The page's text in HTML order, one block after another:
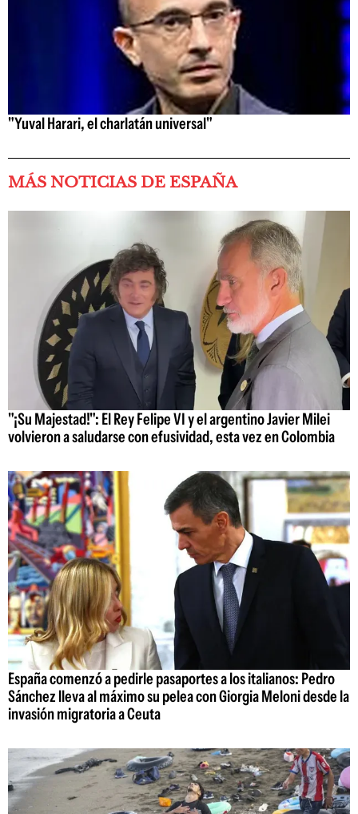
"Yuval Harari, el charlatán universal"
MÁS NOTICIAS DE ESPAÑA
"¡Su Majestad!": El Rey Felipe VI y el argentino Javier Milei
volvieron a saludarse con efusividad, esta vez en Colombia
España comenzó a pedirle pasaportes a los italianos: Pedro
Sánchez lleva al máximo su pelea con Giorgia Meloni desde la
invasión migratoria a Ceuta